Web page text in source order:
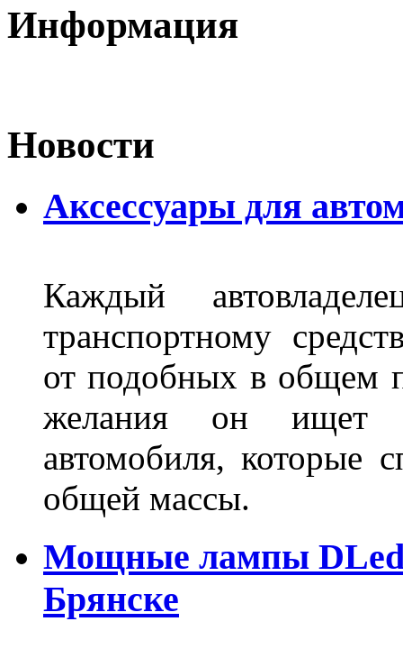
Информация
Новости
Аксессуары для
Каждый
транспортному
от подобных в общем
желания он ищет
автомобиля, которые
общей массы.
Мощные лампы DLed
Брянске